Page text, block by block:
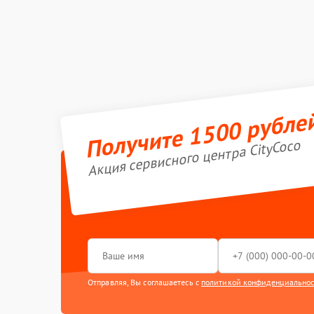
Получите 1500
Акция сервисного центра CityCoco
Отправляя, Вы соглашаетесь с политикой